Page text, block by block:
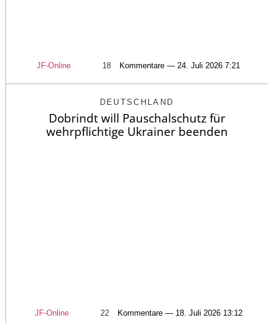
JF-Online 18 Kommentare — 24. Juli 2026 7:21
DEUTSCHLAND
Dobrindt will Pauschalschutz für
wehrpflichtige Ukrainer beenden
JF-Online 22 Kommentare — 18. Juli 2026 13:12